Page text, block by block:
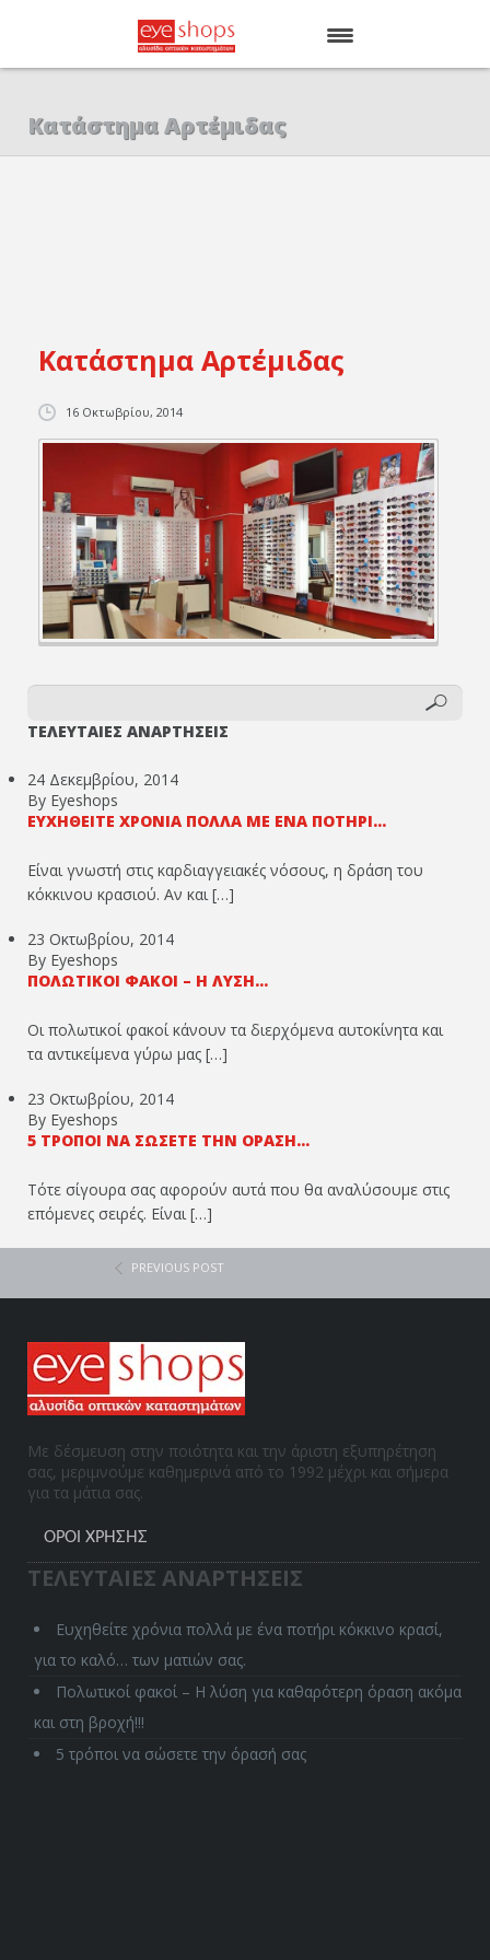
Κατάστημα Αρτέμιδας
Κατάστημα Αρτέμιδας
16 Οκτωβρίου, 2014
ΤΕΛΕΥΤΑΙΕΣ ΑΝΑΡΤΗΣΕΙΣ
24 Δεκεμβρίου, 2014
By Eyeshops
ΕΥΧΗΘΕΊΤΕ ΧΡΌΝΙΑ ΠΟΛΛΆ ΜΕ ΈΝΑ ΠΟΤΉΡΙ...
Είναι γνωστή στις καρδιαγγειακές νόσους, η δράση του
κόκκινου κρασιού. Αν και […]
23 Οκτωβρίου, 2014
By Eyeshops
ΠΟΛΩΤΙΚΟΊ ΦΑΚΟΊ – Η ΛΎΣΗ...
Οι πολωτικοί φακοί κάνουν τα διερχόμενα αυτοκίνητα και
τα αντικείμενα γύρω μας […]
23 Οκτωβρίου, 2014
By Eyeshops
5 ΤΡΌΠΟΙ ΝΑ ΣΏΣΕΤΕ ΤΗΝ ΌΡΑΣΉ...
Τότε σίγουρα σας αφορούν αυτά που θα αναλύσουμε στις
επόμενες σειρές. Είναι […]
PREVIOUS POST
Με δέσμευση στην ποιότητα και την άριστη εξυπηρέτηση
σας, μεριμνούμε καθημερινά από το 1992 μέχρι και σήμερα
για τα μάτια σας.
ΌΡΟΙ ΧΡΉΣΗΣ
ΤΕΛΕΥΤΑΙΕΣ ΑΝΑΡΤΗΣΕΙΣ
Ευχηθείτε χρόνια πολλά με ένα ποτήρι κόκκινο κρασί,
για το καλό… των ματιών σας.
Πολωτικοί φακοί – Η λύση για καθαρότερη όραση ακόμα
και στη βροχή!!!
5 τρόποι να σώσετε την όρασή σας